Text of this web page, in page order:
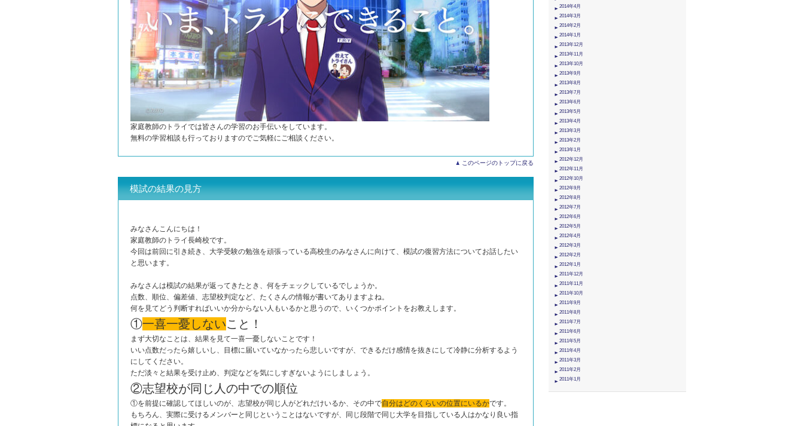
家庭教師のトライでは皆さんの学習のお手伝いをしています。
無料の学習相談も行っておりますのでご気軽にご相談ください。
このページのトップに戻る
模試の結果の見方
みなさんこんにちは！
家庭教師のトライ長崎校です。
今回は前回に引き続き、大学受験の勉強を頑張っている高校生のみなさんに向けて、模試の復習方法についてお話したい
と思います。
みなさんは模試の結果が返ってきたとき、何をチェックしているでしょうか。
点数、順位、偏差値、志望校判定など、たくさんの情報が書いてありますよね。
何を見てどう判断すればいいか分からない人もいるかと思うので、いくつかポイントをお教えします。
①一喜一憂しないこと！
まず大切なことは、結果を見て一喜一憂しないことです！
いい点数だったら嬉しいし、目標に届いていなかったら悲しいですが、できるだけ感情を抜きにして冷静に分析するよう
にしてください。
ただ淡々と結果を受け止め、判定などを気にしすぎないようにしましょう。
②志望校が同じ人の中での順位
①を前提に確認してほしいのが、志望校が同じ人がどれだけいるか、その中で自分はどのくらいの位置にいるかです。
もちろん、実際に受けるメンバーと同じということはないですが、同じ段階で同じ大学を目指している人はかなり良い指
2014年4月
2014年3月
2014年2月
2014年1月
2013年12月
2013年11月
2013年10月
2013年9月
2013年8月
2013年7月
2013年6月
2013年5月
2013年4月
2013年3月
2013年2月
2013年1月
2012年12月
2012年11月
2012年10月
2012年9月
2012年8月
2012年7月
2012年6月
2012年5月
2012年4月
2012年3月
2012年2月
2012年1月
2011年12月
2011年11月
2011年10月
2011年9月
2011年8月
2011年7月
2011年6月
2011年5月
2011年4月
2011年3月
2011年2月
2011年1月